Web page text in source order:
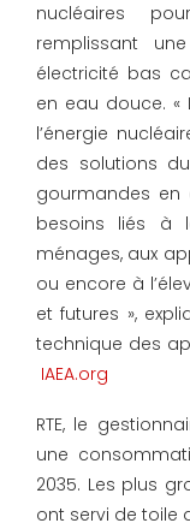
nucléaires
remplissant
électricité bas
en eau douce. «
l’énergie
des solutions
gourmandes en
besoins liés à
ménages, aux
ou encore à
et futures »,
technique des
IAEA.org
RTE, le
une
2035. Les plus
ont servi de toile